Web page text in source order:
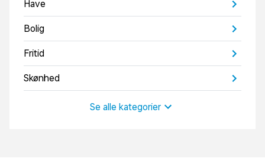
Have
Bolig
Fritid
Skønhed
Se alle kategorier